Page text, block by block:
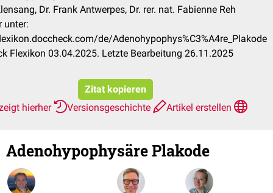
Dr. Frank Antwerpes, Dr. rer. nat. Fabienne Reh
unter:
de/Adenohypophys%C3%A4re_Plakode
Flexikon 03.04.2025. Letzte Bearbeitung 26.11.2025
Zitat kopieren
hierher
Versionsgeschichte Artikel erstellen
Adenohypophysäre Plakode